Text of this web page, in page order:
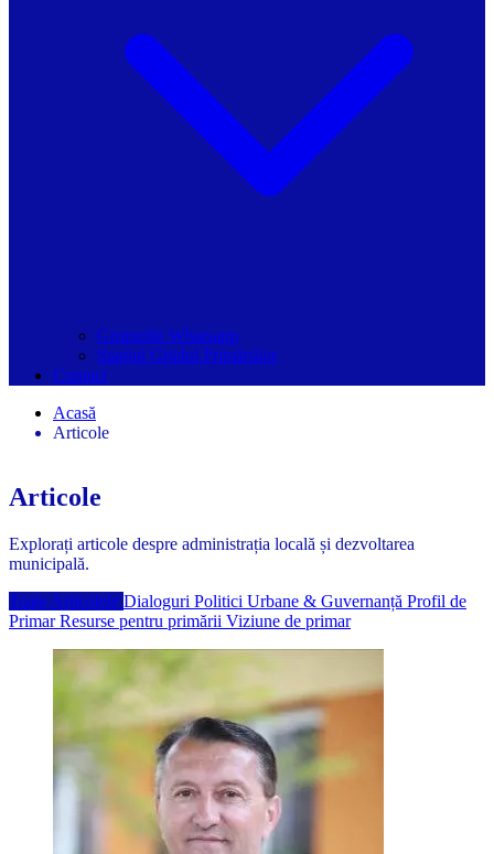
Grupurile Whatsapp
Spațiul Ghidul Primăriilor
Contact
Acasă
Articole
Articole
Explorați articole despre administrația locală și dezvoltarea
municipală.
Toate Articolele Dialoguri Politici Urbane & Guvernanță Profil de
PrimarResurse pentru primării Viziune de primar